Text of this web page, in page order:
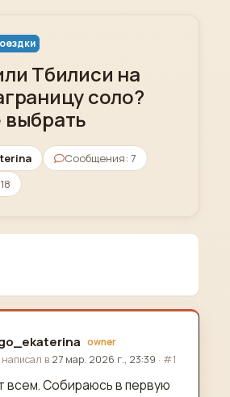
Тбилиси на
соло?
Сообщения: 7
owner
написал в 27 мар. 2026 г., 23:39 · #1
всем. Собираюсь в первую